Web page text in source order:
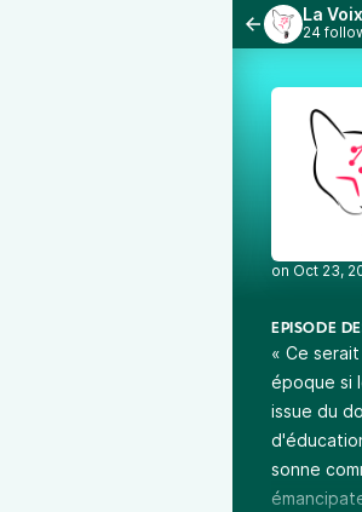
La
24
EPISODE
« Ce
époque si
issue du
sonne